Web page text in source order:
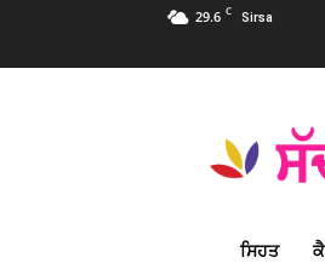
29.6 C Sirsa
ਸਿਹਤ